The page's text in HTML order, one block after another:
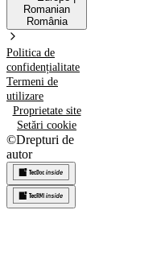
Romanian
România
Politica de
confidențialitate
Termeni de
utilizare
Proprietate site
Setări cookie
©Drepturi de
autor